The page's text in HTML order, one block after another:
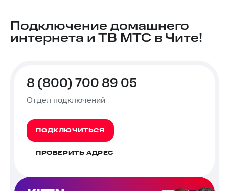
Подключение домашнего
интернета и ТВ МТС в Чите!
8 (800) 700 89 05
Отдел подключений
ПОДКЛЮЧИТЬСЯ
ПРОВЕРИТЬ АДРЕС